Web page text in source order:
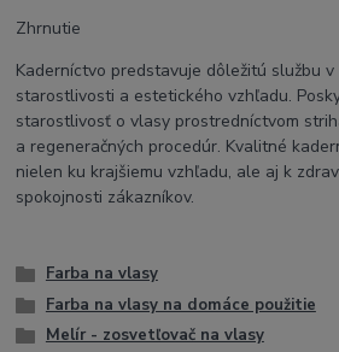
Zhrnutie
Kaderníctvo predstavuje dôležitú službu
starostlivosti a estetického vzhľadu.
starostlivosť o vlasy prostredníctvom
a regeneračných procedúr. Kvalitné
nielen ku krajšiemu vzhľadu, ale aj k
spokojnosti zákazníkov.
Farba na vlasy
Farba na vlasy na domáce použitie
Melír - zosvetľovač na vlasy